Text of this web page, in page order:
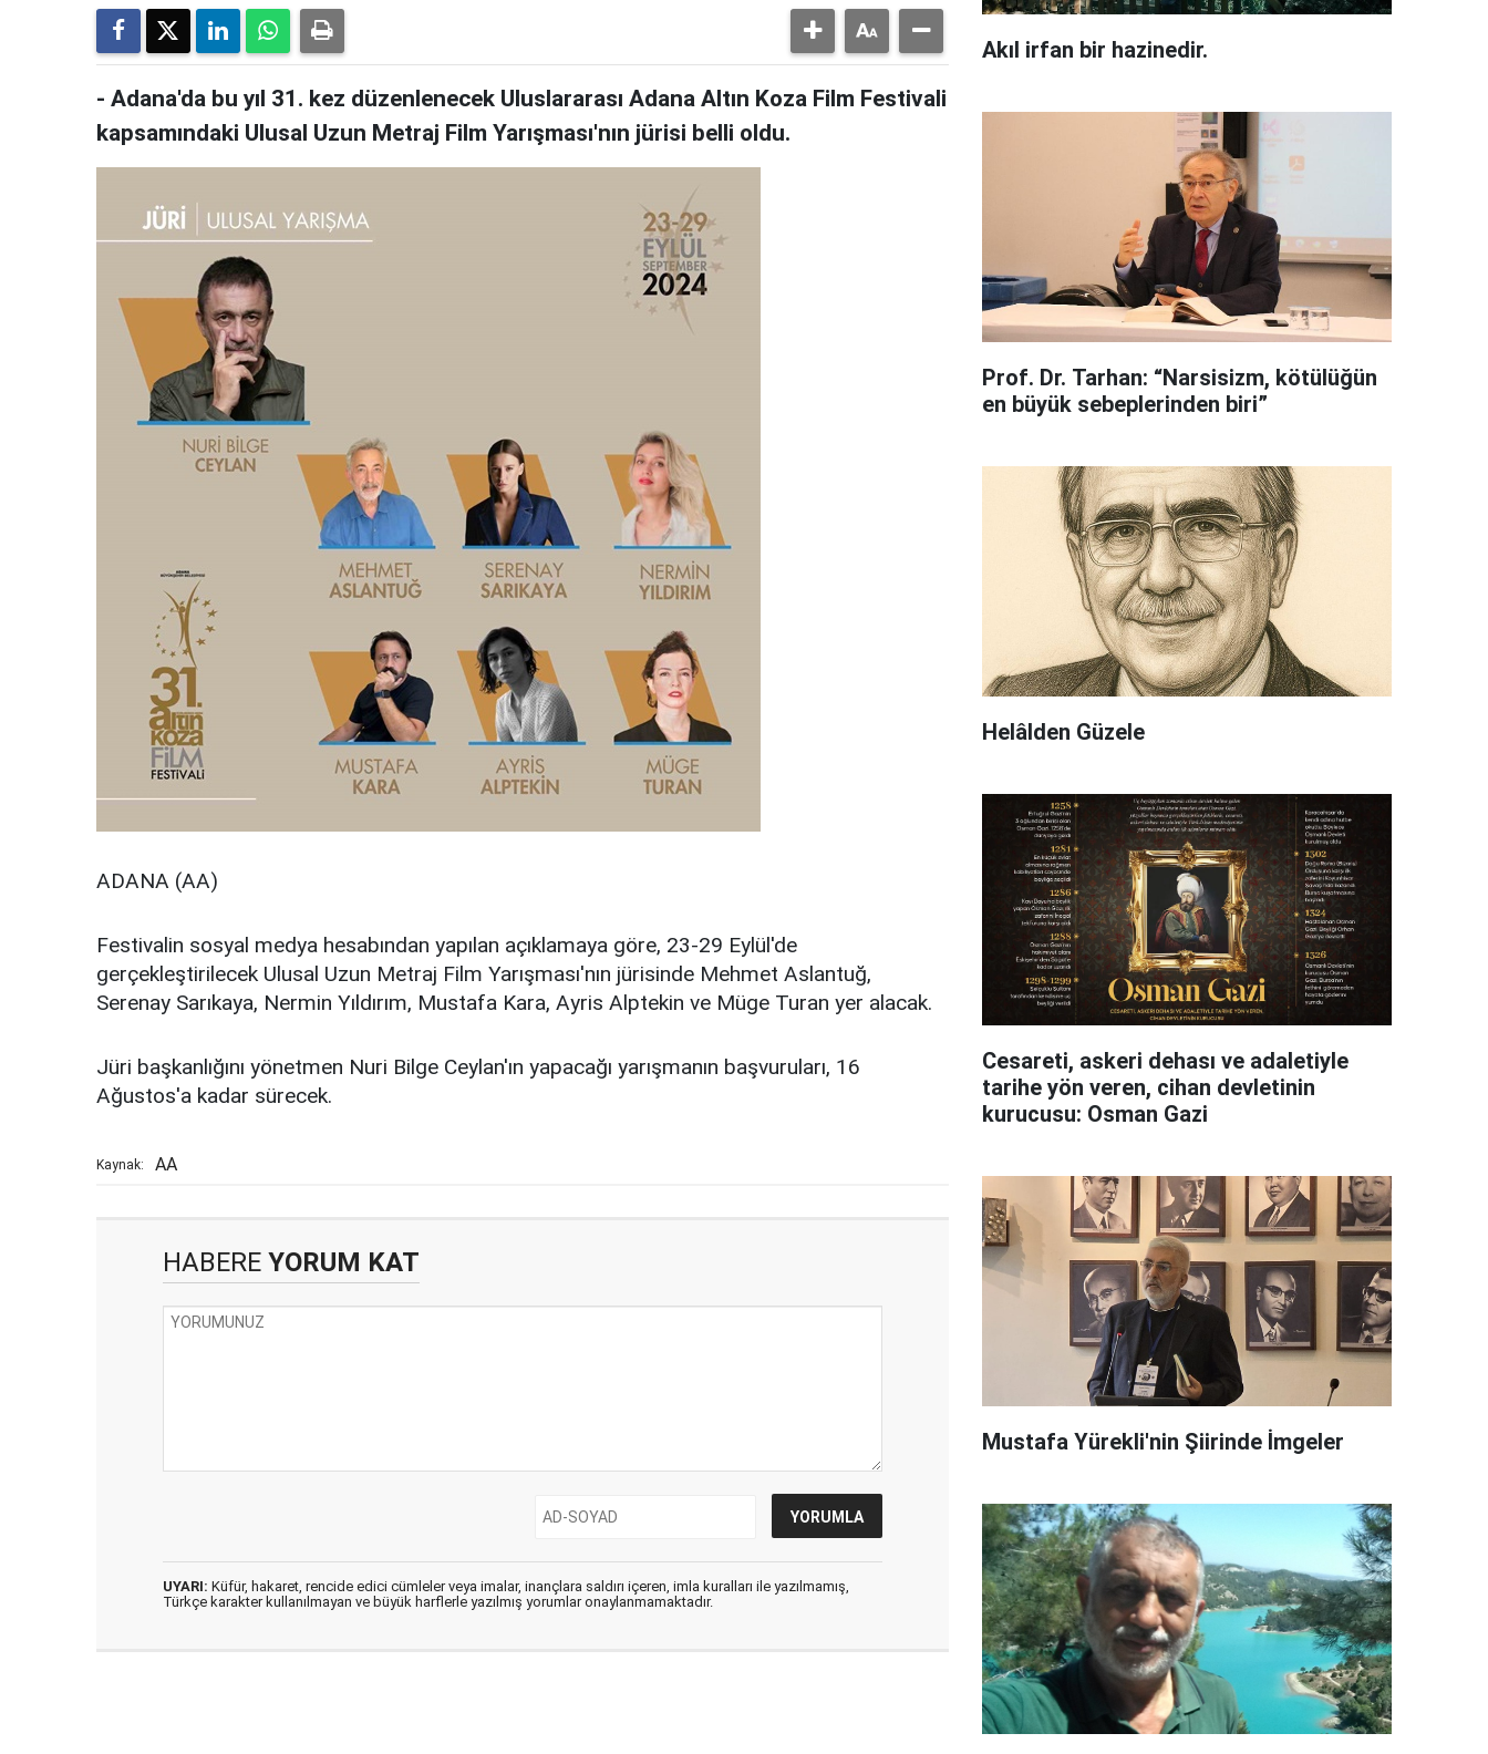
- Adana'da bu yıl 31. kez düzenlenecek Uluslararası Adana Altın Koza Film Festivali
kapsamındaki Ulusal Uzun Metraj Film Yarışması'nın jürisi belli oldu.
ADANA (AA)
Festivalin sosyal medya hesabından yapılan açıklamaya göre, 23-29 Eylül'de
gerçekleştirilecek Ulusal Uzun Metraj Film Yarışması'nın jürisinde Mehmet Aslantuğ,
Serenay Sarıkaya, Nermin Yıldırım, Mustafa Kara, Ayris Alptekin ve Müge Turan yer alacak.
Jüri başkanlığını yönetmen Nuri Bilge Ceylan'ın yapacağı yarışmanın başvuruları, 16
Ağustos'a kadar sürecek.
Kaynak: AA
HABERE YORUM KAT
UYARI: Küfür, hakaret, rencide edici cümleler veya imalar, inançlara saldırı içeren, imla kuralları ile yazılmamış,
Türkçe karakter kullanılmayan ve büyük harflerle yazılmış yorumlar onaylanmamaktadır.
Akıl irfan bir hazinedir.
Prof. Dr. Tarhan: “Narsisizm, kötülüğün
en büyük sebeplerinden biri”
Helâlden Güzele
Cesareti, askeri dehası ve adaletiyle
tarihe yön veren, cihan devletinin
kurucusu: Osman Gazi
Mustafa Yürekli'nin Şiirinde İmgeler